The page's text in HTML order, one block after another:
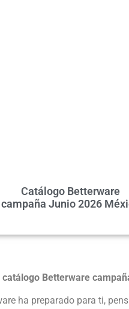
Catálogo Betterware
campaña Junio 2026
catálogo Betterware
ha preparado para ti,